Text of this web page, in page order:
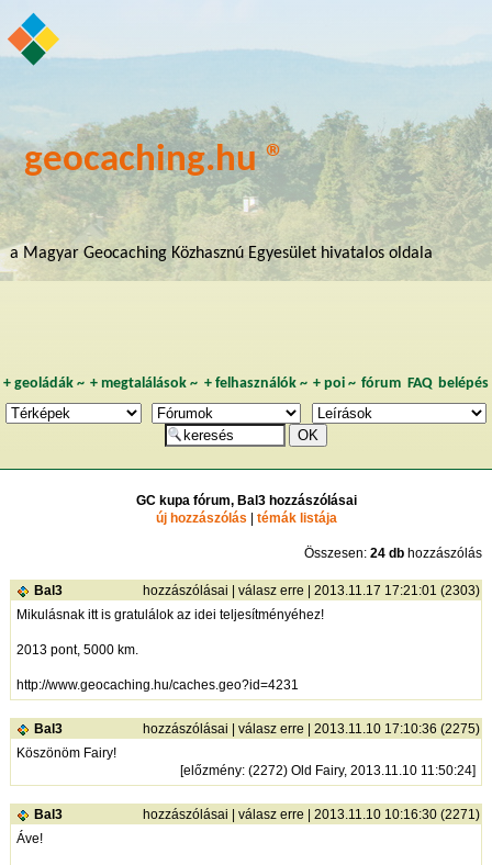
geocaching.hu ®
a Magyar Geocaching Közhasznú Egyesület hivatalos oldala
+ geoládák~ +megtalálások ~ + felhasználók~ + poi~ fórum FAQ belépés
GC kupa fórum, Bal3 hozzászólásai
új hozzászólás
témák listája
Összesen:24 db hozzászólás
Bal3 hozzászólásai |válasz erre | 2013.11.17 17:21:01 (2303)
Mikulásnak itt is gratulálok az idei teljesítményéhez!
2013 pont, 5000 km.
http://www.geocaching.hu/caches.geo?id=4231
Bal3 hozzászólásai |válasz erre | 2013.11.10 17:10:36 (2275)
Köszönöm Fairy!
[előzmény: (2272) Old Fairy, 2013.11.10 11:50:24]
Bal3 hozzászólásai |válasz erre | 2013.11.10 10:16:30 (2271)
Áve!